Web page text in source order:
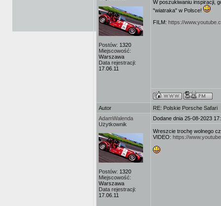
Postów: 1320
Miejscowość:
Warszawa
Data rejestracji:
17.06.11
W poszukiwaniu inspiracji,
"wiatraka" w Polsce!
FILM: https://
Autor
RE: Polskie Porsche Safari
AdamWalenda
Użytkownik
Postów: 1320
Miejscowość:
Warszawa
Data rejestracji:
17.06.11
Dodane dnia 25-08-2023
Wreszcie trochę wolnego
VIDEO: https://